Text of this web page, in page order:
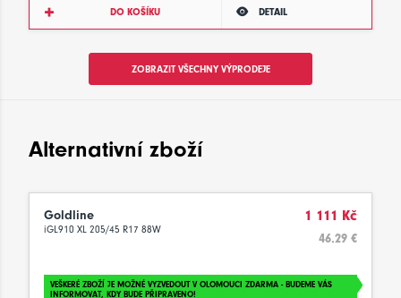
DO KOŠÍKU DETAIL
ZOBRAZIT VŠECHNY VÝPRODEJE
Alternativní zboží
Goldline
iGL910 XL 205/45 R17 88W
1 111 Kč
46.29 €
VEŠKERÉ ZBOŽÍ JE MOŽNÉ VYZVEDOUT V OLOMOUCI ZDARMA - BUDEME VÁS
INFORMOVAT, KDY BUDE PŘIPRAVENO!